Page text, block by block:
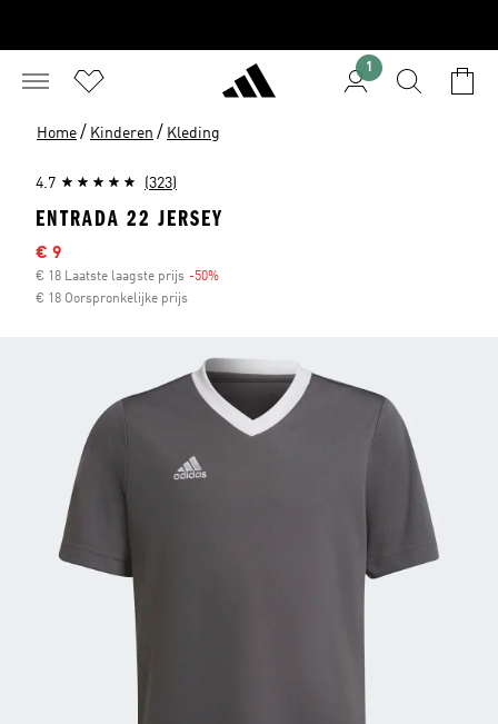
1
Home / Kinderen / Kleding
4.7 (323)
ENTRADA 22 JERSEY
Afgeprijsde prijs
€ 9
€ 18 Laatste laagste prijs -50%
€ 18 Oorspronkelijke prijs